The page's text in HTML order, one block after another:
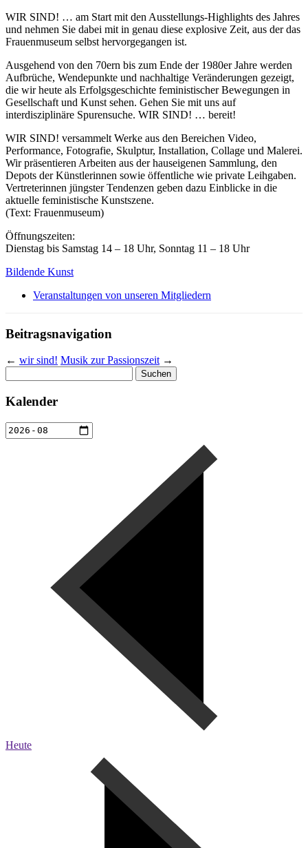
WIR SIND! … am Start mit den Ausstellungs-Highlights des Jahres
und nehmen Sie dabei mit in genau diese explosive Zeit, aus der das
Frauenmuseum selbst hervorgegangen ist.
Ausgehend von den 70ern bis zum Ende der 1980er Jahre werden
Aufbrüche, Wendepunkte und nachhaltige Veränderungen gezeigt,
die wir heute als Erfolgsgeschichte feministischer Bewegungen in
Gesellschaft und Kunst sehen. Gehen Sie mit uns auf
interdisziplinäre Spurensuche. WIR SIND! … bereit!
WIR SIND! versammelt Werke aus den Bereichen Video,
Performance, Fotografie, Skulptur, Installation, Collage und Malerei.
Wir präsentieren Arbeiten aus der hauseigenen Sammlung, den
Depots der Künstlerinnen sowie öffentliche wie private Leihgaben.
Vertreterinnen jüngster Tendenzen geben dazu Einblicke in die
aktuelle feministische Kunstszene.
(Text: Frauenmuseum)
Öffnungszeiten:
Dienstag bis Samstag 14 – 18 Uhr, Sonntag 11 – 18 Uhr
Bildende Kunst
Veranstaltungen von unseren Mitgliedern
Beitragsnavigation
← wir sind! Musik zur Passionszeit →
nach:
Kalender
Heute